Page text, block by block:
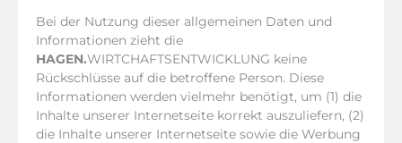
Bei der Nutzung dieser allgemeinen Daten und
Informationen zieht die
HAGEN.WIRTCHAFTSENTWICKLUNG keine
Rückschlüsse auf die betroffene Person. Diese
Informationen werden vielmehr benötigt, um (1) die
Inhalte unserer Internetseite korrekt auszuliefern, (2)
die Inhalte unserer Internetseite sowie die Werbung